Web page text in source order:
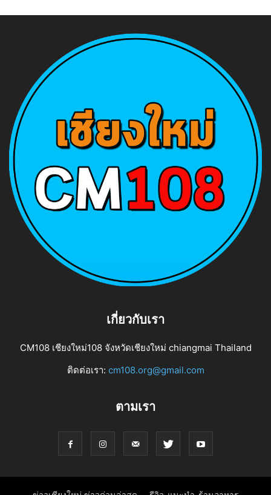
เกี่ยวกับเรา
CM108 เชียงใหม่108 จังหวัดเชียงใหม่ chiangmai Thailand
ติดต่อเรา: cm108.org@gmail.com
ตามเรา